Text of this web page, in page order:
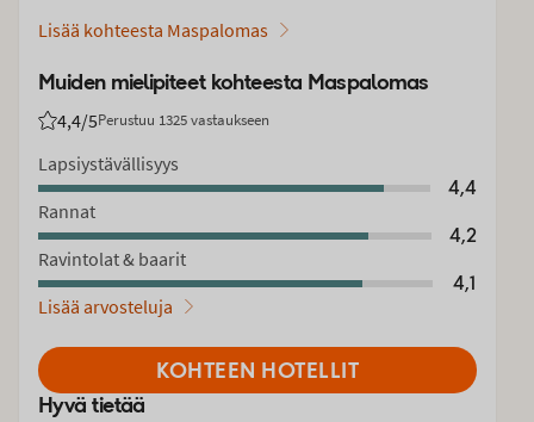
Lisää kohteesta Maspalomas
Muiden mielipiteet kohteesta Maspalomas
4,4/5Perustuu 1325 vastaukseen
Asiakkaidemme arviot: 4.4/5
Lapsiystävällisyys
4,4
Rannat
4,2
Ravintolat & baarit
4,1
Lisää arvosteluja
KOHTEEN HOTELLIT
Hyvä tietää